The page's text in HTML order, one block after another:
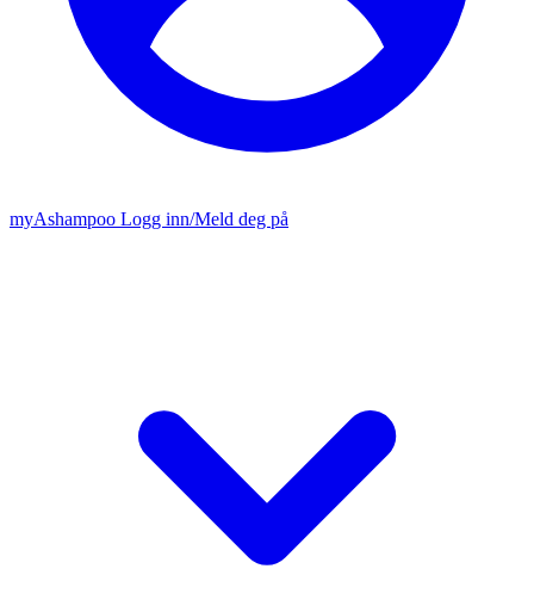
myAshampoo Logg inn/Meld deg på